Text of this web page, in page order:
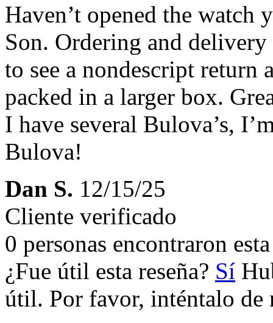
Haven’t opened the watch
Son. Ordering and
to see a nondescript return
packed in a larger box.
I have several Bulova’s,
Bulova!
Dan S. 12/15/25
Cliente verificado
0 personas encontraron
¿Fue útil esta reseña? Sí
útil. Por favor, inténtalo de